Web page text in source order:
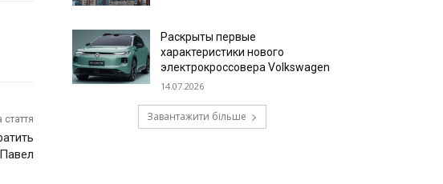
стаття
Раскрыты первые
характеристики нового
электрокроссовера Volkswagen
14.07.2026
Завантажити більше